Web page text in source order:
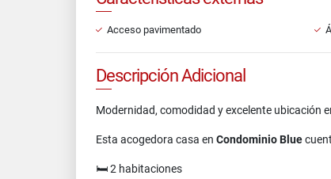
Acceso pavimentado
Descripción Adicional
Modernidad, comodidad y excelente ubicación
Esta acogedora casa en Condominio Blue
🛏️ 2 habitaciones